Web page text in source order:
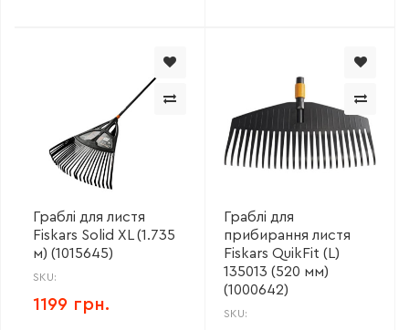
Граблі для листя
Fiskars Solid XL (1.735
м) (1015645)
SKU:
1199 грн.
Граблі для
прибирання листя
Fiskars QuikFit (L)
135013 (520 мм)
(1000642)
SKU: